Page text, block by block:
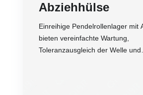
Abziehhülse
Einreihige Pendelrollenlager mit
bieten vereinfachte Wartung,
Toleranzausgleich der Welle und